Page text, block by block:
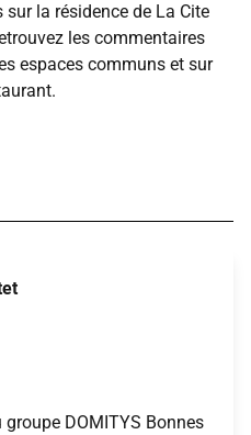
la résidence de La Cite
les commentaires
espaces communs et sur
DOMITYS Bonnes